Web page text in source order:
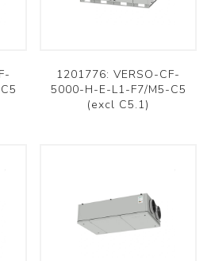
1201776: VERSO-CF-
5000-H-E-L1-F7/M5-C5
(excl C5.1)